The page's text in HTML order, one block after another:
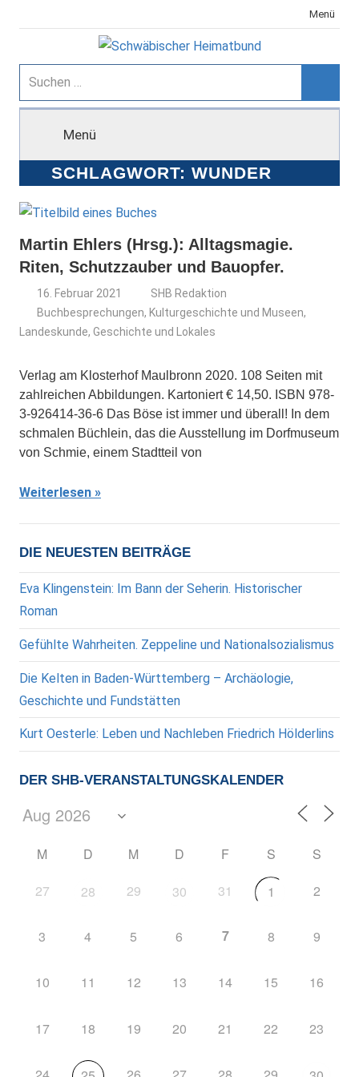
Inhalt
Menü
Schwäbischer
Heimatbund
Suchen
nach:
Menü
SCHLAGWORT: WUNDER
Martin Ehlers (Hrsg.): Alltagsmagie.
Riten, Schutzzauber und Bauopfer.
16. Februar 2021
SHB Redaktion
Buchbesprechungen, Kulturgeschichte und Museen,
Landeskunde, Geschichte und Lokales
Verlag am Klosterhof Maulbronn 2020. 108 Seiten mit
zahlreichen Abbildungen. Kartoniert € 14,50. ISBN 978-
3-926414-36-6 Das Böse ist immer und überall! In dem
schmalen Büchlein, das die Ausstellung im Dorfmuseum
von Schmie, einem Stadtteil von
Weiterlesen
DIE NEUESTEN BEITRÄGE
Eva Klingenstein: Im Bann der Seherin. Historischer
Roman
Gefühlte Wahrheiten. Zeppeline und Nationalsozialismus
Die Kelten in Baden-Württemberg – Archäologie,
Geschichte und Fundstätten
Kurt Oesterle: Leben und Nachleben Friedrich Hölderlins
DER SHB-VERANSTALTUNGSKALENDER
M D M D F S S
27 28 29 30 31 1 2
3 4 5 6 7 8 9
10 11 12 13 14 15 16
17 18 19 20 21 22 23